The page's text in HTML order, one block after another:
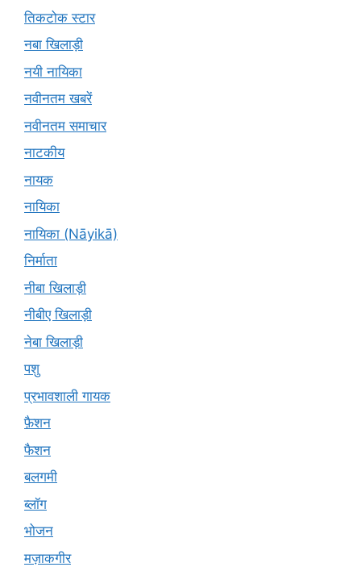
तिकटोक स्टार
नबा खिलाड़ी
नयी नायिका
नवीनतम खबरें
नवीनतम समाचार
नाटकीय
नायक
नायिका
नायिका (Nāyikā)
निर्माता
नीबा खिलाड़ी
नीबीए खिलाड़ी
नेबा खिलाड़ी
पशु
प्रभावशाली गायक
फ़ैशन
फैशन
बलगमी
ब्लॉग
भोजन
मज़ाकगीर